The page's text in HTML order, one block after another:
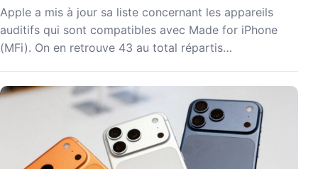
Apple a mis à jour sa liste concernant les appareils
auditifs qui sont compatibles avec Made for iPhone
(MFi). On en retrouve 43 au total répartis…